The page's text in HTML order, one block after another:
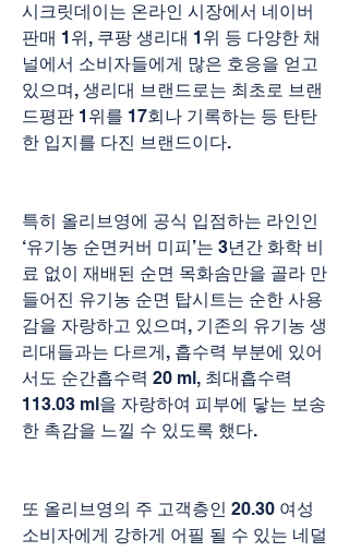
시크릿데이는 온라인 시장에서 네이버
판매 1위, 쿠팡 생리대 1위 등 다양한 채
널에서 소비자들에게 많은 호응을 얻고
있으며, 생리대 브랜드로는 최초로 브랜
드평판 1위를 17회나 기록하는 등 탄탄
한 입지를 다진 브랜드이다.
특히 올리브영에 공식 입점하는 라인인
‘유기농 순면커버 미피’는 3년간 화학 비
료 없이 재배된 순면 목화솜만을 골라 만
들어진 유기농 순면 탑시트는 순한 사용
감을 자랑하고 있으며, 기존의 유기농 생
리대들과는 다르게, 흡수력 부분에 있어
서도 순간흡수력 20 ml, 최대흡수력
113.03 ml을 자랑하여 피부에 닿는 보송
한 촉감을 느낄 수 있도록 했다.
또 올리브영의 주 고객층인 20.30 여성
소비자에게 강하게 어필 될 수 있는 네덜